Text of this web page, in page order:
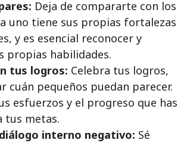
Deja de compararte con los
uno tiene sus propias fortalezas
y es esencial reconocer y
propias habilidades.
tus logros: Celebra tus logros,
cuán pequeños puedan parecer.
esfuerzos y el progreso que has
tus metas.
interno negativo: Sé